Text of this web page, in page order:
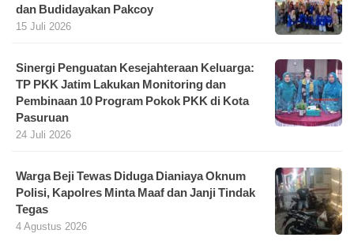
dan Budidayakan Pakcoy
15 Juli 2026
Sinergi Penguatan Kesejahteraan Keluarga:
TP PKK Jatim Lakukan Monitoring dan
Pembinaan 10 Program Pokok PKK di Kota
Pasuruan
24 Juli 2026
Warga Beji Tewas Diduga Dianiaya Oknum
Polisi, Kapolres Minta Maaf dan Janji Tindak
Tegas
4 Agustus 2026